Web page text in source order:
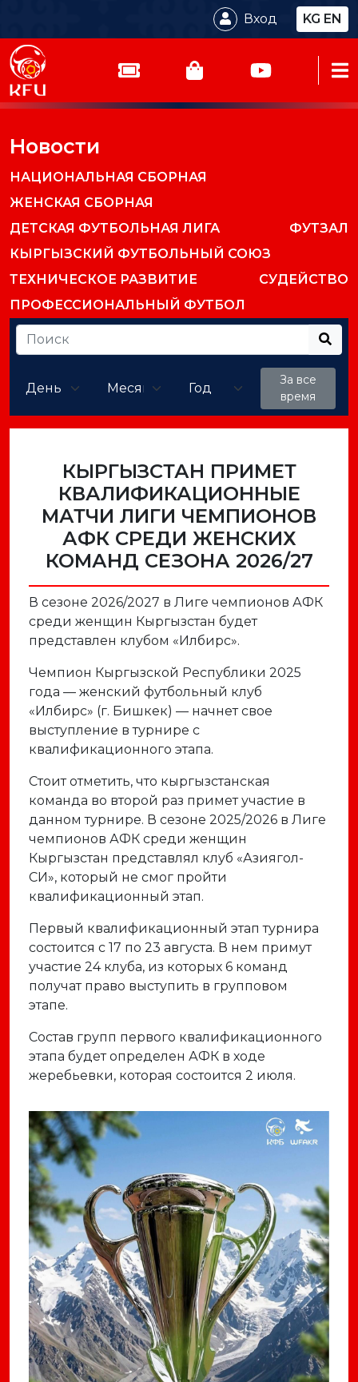
Вход KG EN
Новости
НАЦИОНАЛЬНАЯ СБОРНАЯ
ЖЕНСКАЯ СБОРНАЯ
ДЕТСКАЯ ФУТБОЛЬНАЯ ЛИГА
ФУТЗАЛ
КЫРГЫЗСКИЙ ФУТБОЛЬНЫЙ СОЮЗ
ТЕХНИЧЕСКОЕ РАЗВИТИЕ
СУДЕЙСТВО
ПРОФЕССИОНАЛЬНЫЙ ФУТБОЛ
За все
время
КЫРГЫЗСТАН ПРИМЕТ
КВАЛИФИКАЦИОННЫЕ
МАТЧИ ЛИГИ ЧЕМПИОНОВ
АФК СРЕДИ ЖЕНСКИХ
КОМАНД СЕЗОНА 2026/27
В сезоне 2026/2027 в Лиге чемпионов АФК
среди женщин Кыргызстан будет
представлен клубом «Илбирс».
Чемпион Кыргызской Республики 2025
года — женский футбольный клуб
«Илбирс» (г. Бишкек) — начнет свое
выступление в турнире с
квалификационного этапа.
Стоит отметить, что кыргызстанская
команда во второй раз примет участие в
данном турнире. В сезоне 2025/2026 в Лиге
чемпионов АФК среди женщин
Кыргызстан представлял клуб «Азиягол-
СИ», который не смог пройти
квалификационный этап.
Первый квалификационный этап турнира
состоится с 17 по 23 августа. В нем примут
участие 24 клуба, из которых 6 команд
получат право выступить в групповом
этапе.
Состав групп первого квалификационного
этапа будет определен АФК в ходе
жеребьевки, которая состоится 2 июля.
Previous Next